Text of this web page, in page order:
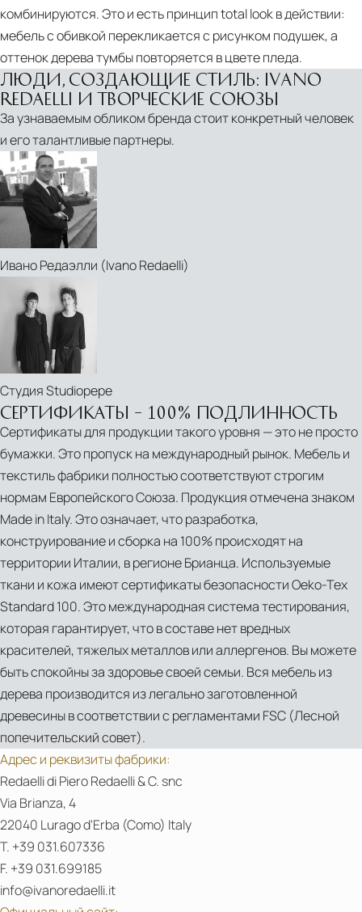
PDF
In
Bruges
PDF
La
Maison
Blanche
PDF
English
Cottage
комбинируются. Это и есть принцип total look в действии:
мебель с обивкой перекликается с рисунком подушек, а
оттенок дерева тумбы повторяется в цвете пледа.
ЛЮДИ, СОЗДАЮЩИЕ СТИЛЬ: IVANO
REDAELLI И ТВОРЧЕСКИЕ СОЮЗЫ
За узнаваемым обликом бренда стоит конкретный человек
и его талантливые партнеры.
Ивано Редаэлли (Ivano Redaelli)
Студия Studiopepe
СЕРТИФИКАТЫ – 100% ПОДЛИННОСТЬ
Сертификаты для продукции такого уровня — это не просто
бумажки. Это пропуск на международный рынок. Мебель и
текстиль фабрики полностью соответствуют строгим
нормам Европейского Союза. Продукция отмечена знаком
Made in Italy. Это означает, что разработка,
конструирование и сборка на 100% происходят на
территории Италии, в регионе Брианца. Используемые
ткани и кожа имеют сертификаты безопасности Oeko-Tex
Standard 100. Это международная система тестирования,
которая гарантирует, что в составе нет вредных
красителей, тяжелых металлов или аллергенов. Вы можете
быть спокойны за здоровье своей семьи. Вся мебель из
дерева производится из легально заготовленной
древесины в соответствии с регламентами FSC (Лесной
попечительский совет).
Адрес и реквизиты фабрики:
Redaelli di Piero Redaelli & C. snc
Via Brianza, 4
22040 Lurago d'Erba (Como) Italy
T. +39 031.607336
F. +39 031.699185
info@ivanoredaelli.it